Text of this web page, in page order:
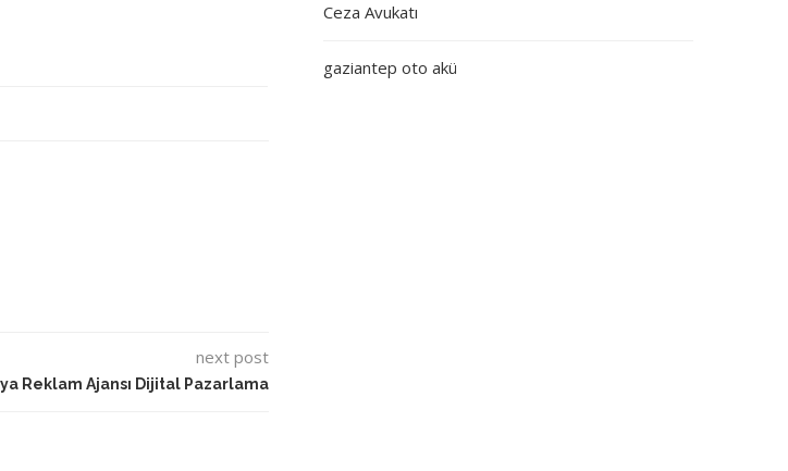
next post
Reklam Ajansı Dijital Pazarlama
Ceza Avukatı
gaziantep oto akü